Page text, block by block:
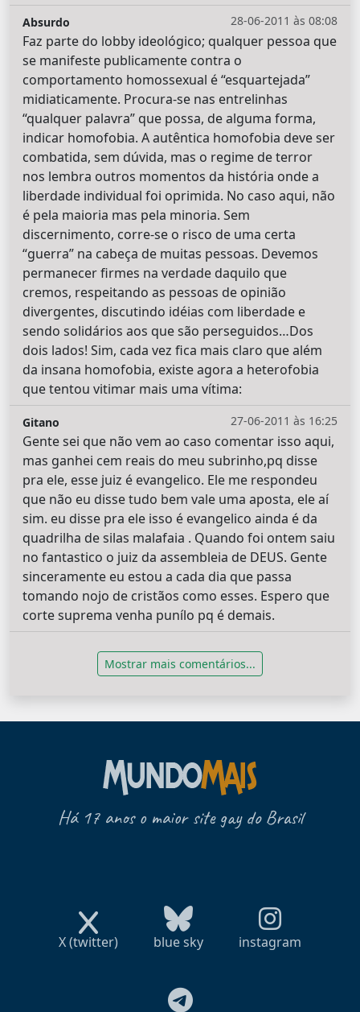
28-06-2011 às 08:08
Absurdo
Faz parte do lobby ideológico; qualquer pessoa que
se manifeste publicamente contra o
comportamento homossexual é “esquartejada”
midiaticamente. Procura-se nas entrelinhas
“qualquer palavra” que possa, de alguma forma,
indicar homofobia. A autêntica homofobia deve ser
combatida, sem dúvida, mas o regime de terror
nos lembra outros momentos da história onde a
liberdade individual foi oprimida. No caso aqui, não
é pela maioria mas pela minoria. Sem
discernimento, corre-se o risco de uma certa
“guerra” na cabeça de muitas pessoas. Devemos
permanecer firmes na verdade daquilo que
cremos, respeitando as pessoas de opinião
divergentes, discutindo idéias com liberdade e
sendo solidários aos que são perseguidos…Dos
dois lados! Sim, cada vez fica mais claro que além
da insana homofobia, existe agora a heterofobia
que tentou vitimar mais uma vítima:
27-06-2011 às 16:25
Gitano
Gente sei que não vem ao caso comentar isso aqui,
mas ganhei cem reais do meu subrinho,pq disse
pra ele, esse juiz é evangelico. Ele me respondeu
que não eu disse tudo bem vale uma aposta, ele aí
sim. eu disse pra ele isso é evangelico ainda é da
quadrilha de silas malafaia . Quando foi ontem saiu
no fantastico o juiz da assembleia de DEUS. Gente
sinceramente eu estou a cada dia que passa
tomando nojo de cristãos como esses. Espero que
corte suprema venha punílo pq é demais.
Mostrar mais comentários...
Há 17 anos o maior site gay do Brasil
X (twitter) blue sky instagram